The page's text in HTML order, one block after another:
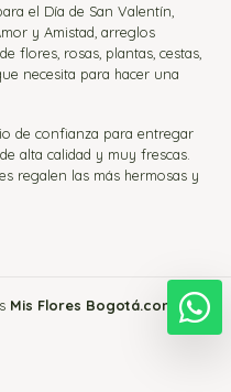
el Día de San Valentín,
y Amistad, arreglos
flores, rosas, plantas, cestas,
necesita para hacer una
de confianza para entregar
alta calidad y muy frescas.
regalen las más hermosas y
Mis Flores Bogotá.com